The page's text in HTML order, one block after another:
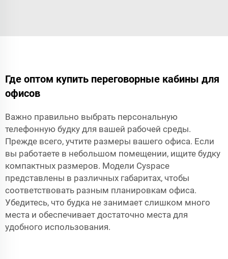
Где оптом купить переговорные кабины для
офисов
Важно правильно выбрать персональную
телефонную будку для вашей рабочей среды.
Прежде всего, учтите размеры вашего офиса. Если
вы работаете в небольшом помещении, ищите будку
компактных размеров. Модели Cyspace
представлены в различных габаритах, чтобы
соответствовать разным планировкам офиса.
Убедитесь, что будка не занимает слишком много
места и обеспечивает достаточно места для
удобного использования.